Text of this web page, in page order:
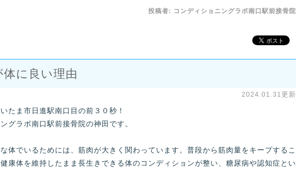
投稿者: コンディショニングラボ南口駅前接骨院
に良い理由
2024.01.31更新
たま市日進駅南口目の前３０秒！
グラボ南口駅前接骨院の神田です。
体でいるためには、筋肉が大きく関わっています。普段から筋肉量をキープするこ
康体を維持したまま長生きできる体のコンディションが整い、糖尿病や認知症とい